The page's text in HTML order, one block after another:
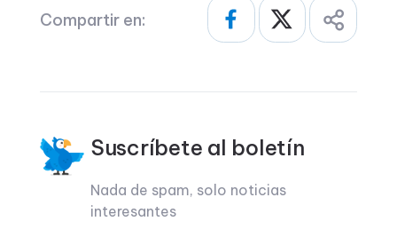
Compartir en:
Suscríbete al boletín
Nada de spam, solo noticias
interesantes